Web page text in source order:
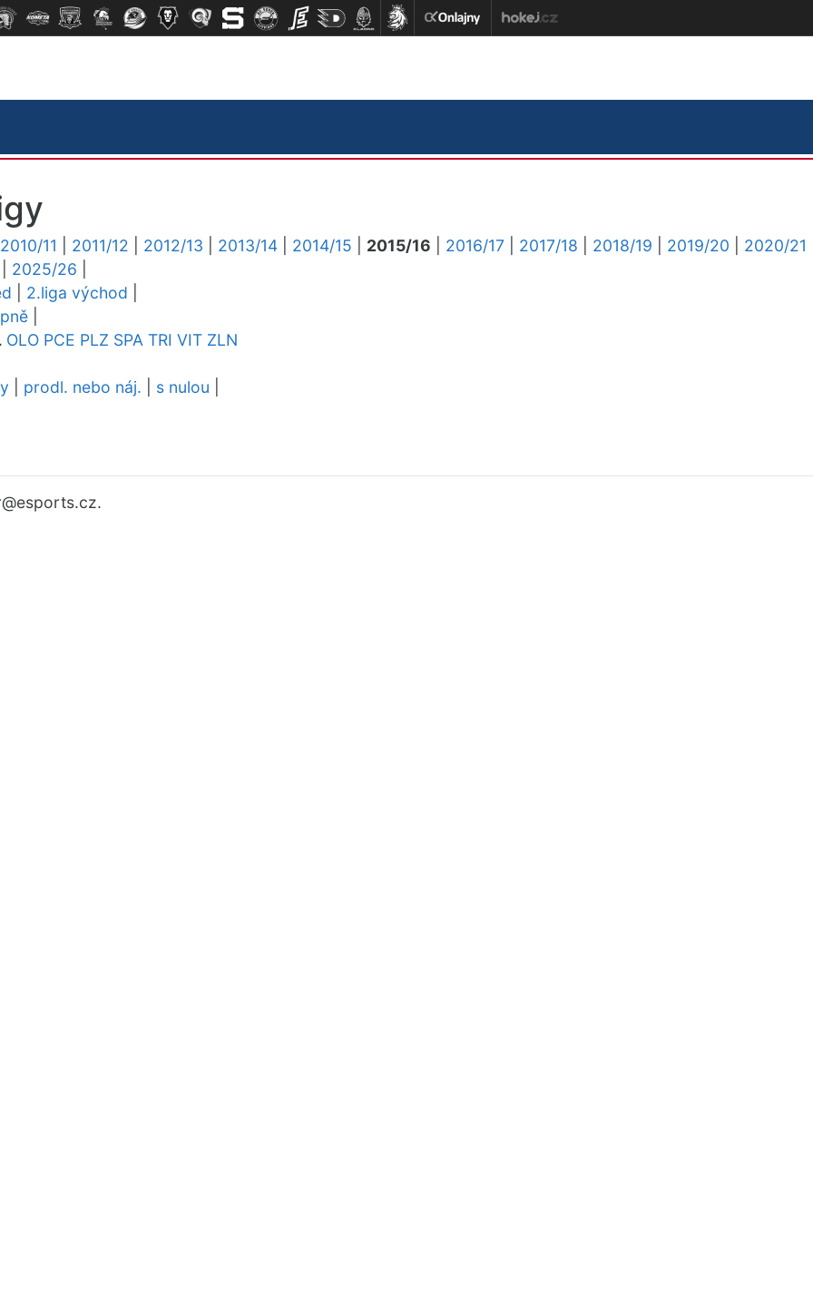
2010/11 2011/12 2012/13 2013/14 2014/15 2015/16 2016/17 2017/18 2018/19 2019/20
2020/21
2025/26
2.liga východ
OLO PCE PLZ SPA TRI VIT ZLN
prodl. nebo náj. s nulou
@esports.cz.